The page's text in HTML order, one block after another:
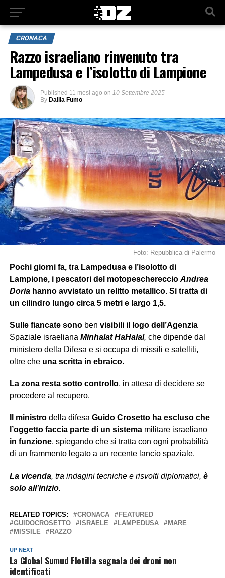
CRONACA
Razzo israeliano rinvenuto tra
Lampedusa e l’isolotto di Lampione
Published 11 mesi ago on 10 Settembre 2025
By Dalila Fumo
Foto: Repubblica di Palermo
Pochi giorni fa, tra Lampedusa e l’isolotto di
Lampione, i pescatori del motopeschereccio Andrea
Doriahanno avvistato un relitto metallico. Si tratta di
un cilindro lungo circa 5 metri e largo 1,5.
Sulle fiancate sonoben visibili il logo dell’Agenzia
Spaziale israeliana Minhalat HaHalal, che dipende dal
ministero della Difesa e si occupa di missili e satelliti,
oltre che una scritta in ebraico.
La zona resta sotto controllo, in attesa di decidere se
procedere al recupero.
Il ministrodella difesa Guido Crosetto ha escluso che
l’oggetto faccia parte di un sistemamilitare israeliano
in funzione, spiegando che si tratta con ogni probabilità
di un frammento legato a un recente lancio spaziale.
La vicenda, tra indagini tecniche e risvolti diplomatici, è
solo all’inizio.
RELATED TOPICS: CRONACA
FEATURED
GUIDOCROSETTO
ISRAELE LAMPEDUSA
MARE
MISSILE
RAZZO
UP NEXT
La Global Sumud Flotilla segnala dei droni non
identificati